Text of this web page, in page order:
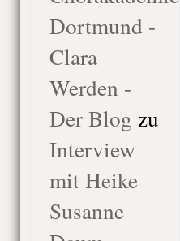
Dortmund -
Clara
Werden -
Der Blog zu
Interview
mit Heike
Susanne